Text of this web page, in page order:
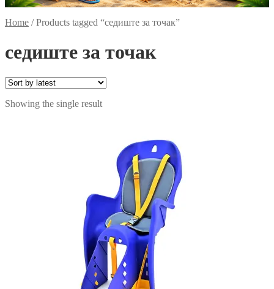
Home /Products tagged “седиште за точак”
седиште за точак
Showing the single result